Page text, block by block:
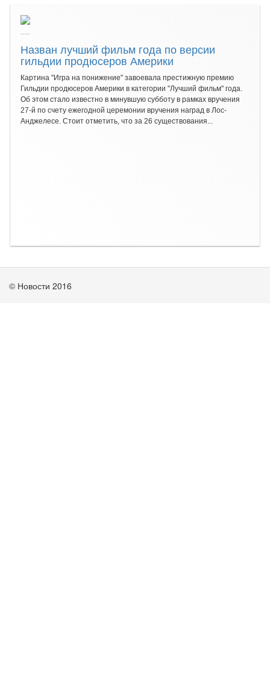
Назван лучший фильм года по версии
гильдии продюсеров Америки
Картина "Игра на понижение" завоевала престижную премию
Гильдии продюсеров Америки в категории "Лучший фильм" года.
Об этом стало известно в минувшую субботу в рамках вручения
27-й по счету ежегодной церемонии вручения наград в Лос-
Анджелесе. Стоит отметить, что за 26 существования...
© Новости 2016